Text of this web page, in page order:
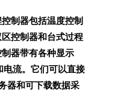
制器包括温度控制
控制器和台式过程
器带有各种显示
电流。它们可以直接
器和可下载数据采